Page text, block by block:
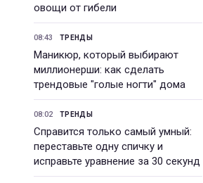
овощи от гибели
08:43 ТРЕНДЫ
Маникюр, который выбирают
миллионерши: как сделать
трендовые "голые ногти" дома
08:02 ТРЕНДЫ
Справится только самый умный:
переставьте одну спичку и
исправьте уравнение за 30 секунд